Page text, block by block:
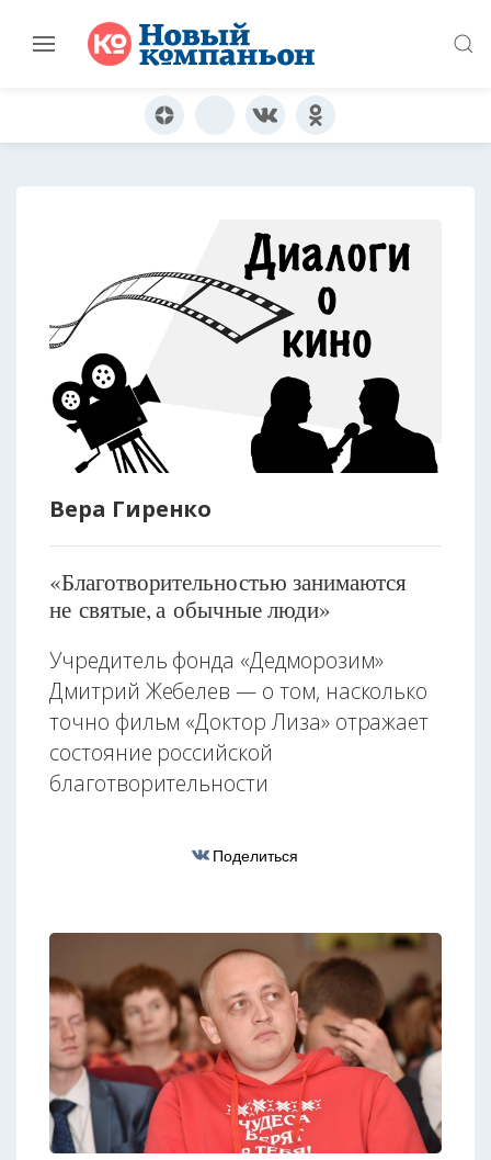
Вера Гиренко
«Благотворительностью занимаются
не святые, а обычные люди»
Учредитель фонда «Дедморозим»
Дмитрий Жебелев — о том, насколько
точно фильм «Доктор Лиза» отражает
состояние российской
благотворительности
Поделиться